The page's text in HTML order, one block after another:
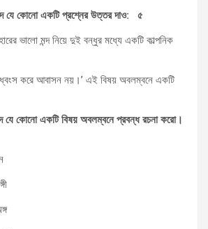
যে কোনো একটি প্রশ্নের উত্তর দাও: ৫
ভালো মন্দ নিয়ে দুই বন্ধুর মধ্যে একটি কাল্পনিক
করে আবাসন নয়।’ এই বিষয় অবলম্বনে একটি
যে কোনো একটি বিষয় অবলম্বনে প্রবন্ধ রচনা করো।